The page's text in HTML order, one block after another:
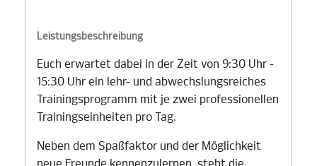
Leistungsbeschreibung
Euch erwartet dabei in der Zeit von 9:30 Uhr -
15:30 Uhr ein lehr- und abwechslungsreiches
Trainingsprogramm mit je zwei professionellen
Trainingseinheiten pro Tag.
Neben dem Spaßfaktor und der Möglichkeit